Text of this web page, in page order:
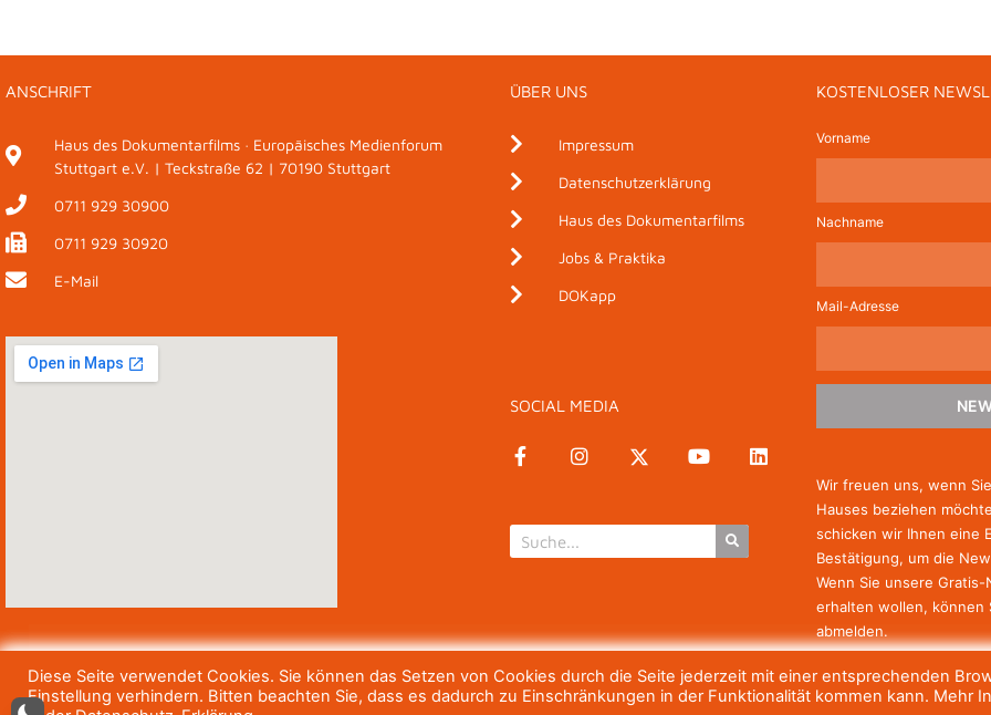
ANSCHRIFT
Haus des Dokumentarfilms · Europäisches Medienforum
Stuttgart e.V. | Teckstraße 62 | 70190 Stuttgart
0711 929 30900
0711 929 30920
E-Mail
ÜBER UNS
Impressum
Datenschutzerklärung
Haus des Dokumentarfilms
Jobs & Praktika
DOKapp
SOCIAL MEDIA
KOSTENLOSER
Vorname
Nachname
Mail-Adresse
Wir freuen uns, wenn
Hauses beziehen
schicken wir Ihnen eine
Bestätigung, um die
Wenn Sie unsere
erhalten wollen, können
abmelden.
Diese Seite verwendet Cookies. Sie können das Setzen von Cookies durch die Seite jederzeit mit einer entsprechenden
Einstellung verhindern. Bitten beachten Sie, dass es dadurch zu Einschränkungen in der Funktionalität kommen kann. Mehr